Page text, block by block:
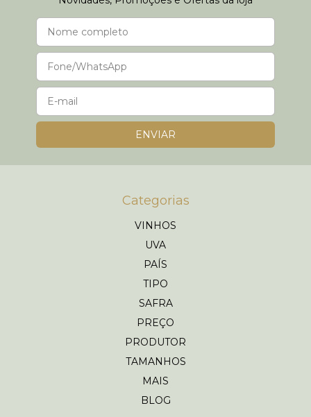
Categorias
VINHOS
UVA
PAÍS
TIPO
SAFRA
PREÇO
PRODUTOR
TAMANHOS
MAIS
BLOG